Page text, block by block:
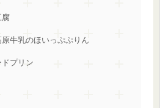
腐
牛乳のほいっぷぷりん
プリン